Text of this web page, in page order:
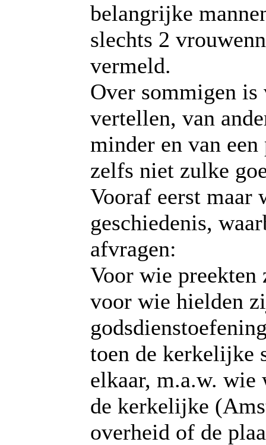
belangrijke
slechts 2
vermeld.
Over sommigen is
vertellen, van
minder en van een
zelfs niet zulke
Vooraf eerst maar
geschiedenis,
afvragen:
Voor wie preekten
voor wie hielden
toen de kerkelijke
elkaar, m.a.w. wie
de kerkelijke
overheid of de